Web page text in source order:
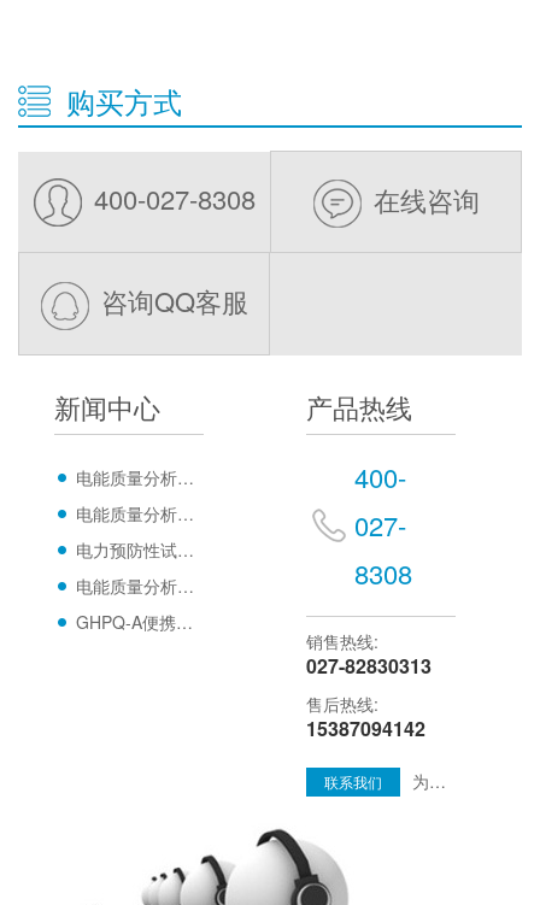
购买方式
400-027-8308 在线咨询
咨询QQ客服
新闻中心
电能质量分析仪-精准监测，优化电力效能，
电能质量分析仪关于现场应用的方法
电力预防性试验的类型及其检测设备的相关介
电能质量分析仪在电力行业使用中的定义
GHPQ-A便携式电能质量分析仪
产品热线
400-
027-
8308
销售热线:
027-82830313
售后热线:
15387094142
联系我们 为您提供更多全方位的服务方案